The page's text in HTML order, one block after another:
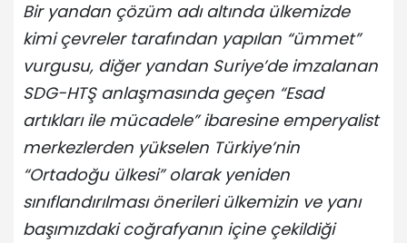
Bir yandan çözüm adı altında ülkemizde
kimi çevreler tarafından yapılan “ümmet”
vurgusu, diğer yandan Suriye’de imzalanan
SDG-HTŞ anlaşmasında geçen “Esad
artıkları ile mücadele” ibaresine emperyalist
merkezlerden yükselen Türkiye’nin
“Ortadoğu ülkesi” olarak yeniden
sınıflandırılması önerileri ülkemizin ve yanı
başımızdaki coğrafyanın içine çekildiği